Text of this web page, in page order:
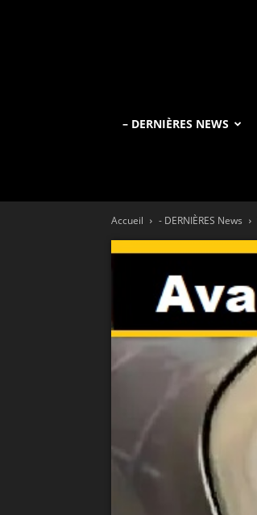
– DERNIÈRES NEWS
Accueil - DERNIÈRES News